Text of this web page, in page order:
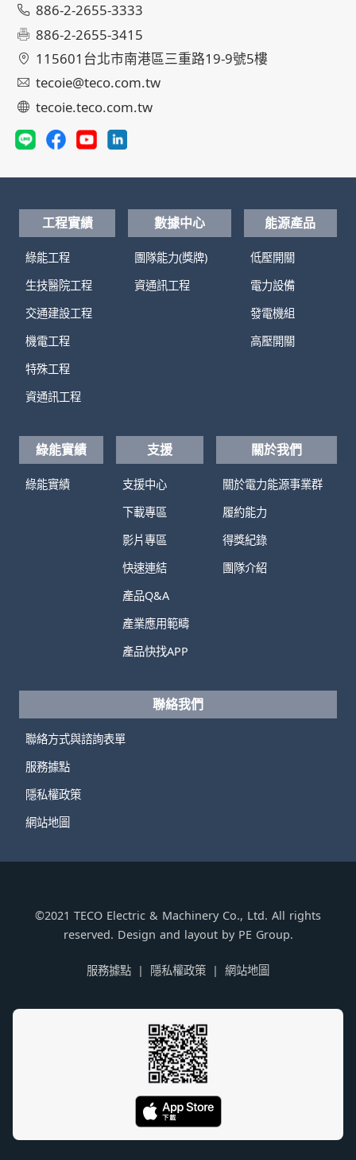
886-2-2655-3333
886-2-2655-3415
115601台北市南港區三重路19-9號5樓
tecoie@teco.com.tw
tecoie.teco.com.tw
工程實績
綠能工程
生技醫院工程
交通建設工程
機電工程
特殊工程
資通訊工程
數據中心
團隊能力(獎牌)
資通訊工程
能源產品
低壓開關
電力設備
發電機組
高壓開關
綠能實績
綠能實績
支援
支援中心
下載專區
影片專區
快速連結
產品Q&A
產業應用範疇
產品快找APP
關於我們
關於電力能源事業群
履約能力
得獎紀錄
團隊介紹
聯絡我們
聯絡方式與諮詢表單
服務據點
隱私權政策
網站地圖
©2021 TECO Electric & Machinery Co., Ltd. All rights
reserved. Design and layout by PE Group.
服務據點 隱私權政策 網站地圖